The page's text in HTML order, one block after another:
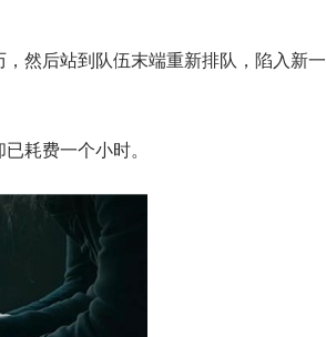
然后站到队伍末端重新排队，陷入新一
耗费一个小时。